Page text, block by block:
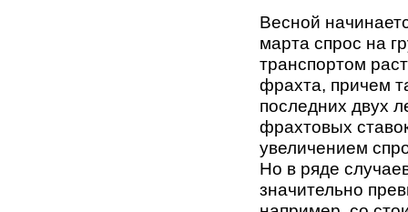
Весной
марта спрос на
транспортом
фрахта, причем
последних двух
фрахтовых
увеличением
Но в ряде
значительно